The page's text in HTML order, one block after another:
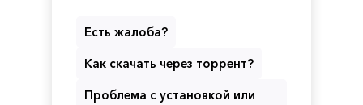
Есть жалоба?
Как скачать через торрент?
Проблема с установкой или